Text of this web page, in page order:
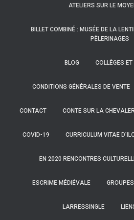
ATELIERS SUR LE
BILLET COMBINÉ : MUSÉE DE LA
PÈLERINAGES
BLOG COLLÈGES ET
CONDITIONS GÉNÉRALES DE VENTE
CONTACT CONTE SUR LA
COVID-19 CURRICULUM VITAE
EN 2020 RENCONTRES
ESCRIME MÉDIÉVALE GROUPES
LARRESSINGLE